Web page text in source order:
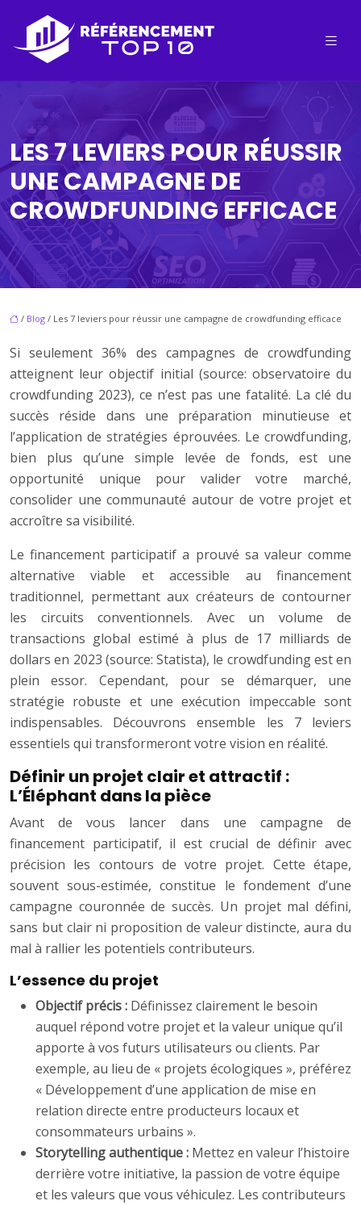
LES 7 LEVIERS POUR RÉUSSIR
UNE CAMPAGNE DE
CROWDFUNDING EFFICACE
/ Blog / Les 7 leviers pour réussir une campagne de crowdfunding efficace
Si seulement 36% des campagnes de crowdfunding
atteignent leur objectif initial (source: observatoire du
crowdfunding 2023), ce n’est pas une fatalité. La clé du
succès réside dans une préparation minutieuse et
l’application de stratégies éprouvées. Le crowdfunding,
bien plus qu’une simple levée de fonds, est une
opportunité unique pour valider votre marché,
consolider une communauté autour de votre projet et
accroître sa visibilité.
Le financement participatif a prouvé sa valeur comme
alternative viable et accessible au financement
traditionnel, permettant aux créateurs de contourner
les circuits conventionnels. Avec un volume de
transactions global estimé à plus de 17 milliards de
dollars en 2023 (source: Statista), le crowdfunding est en
plein essor. Cependant, pour se démarquer, une
stratégie robuste et une exécution impeccable sont
indispensables. Découvrons ensemble les 7 leviers
essentiels qui transformeront votre vision en réalité.
Définir un projet clair et attractif :
L’Éléphant dans la pièce
Avant de vous lancer dans une campagne de
financement participatif, il est crucial de définir avec
précision les contours de votre projet. Cette étape,
souvent sous-estimée, constitue le fondement d’une
campagne couronnée de succès. Un projet mal défini,
sans but clair ni proposition de valeur distincte, aura du
mal à rallier les potentiels contributeurs.
L’essence du projet
Objectif précis : Définissez clairement le besoin
auquel répond votre projet et la valeur unique qu’il
apporte à vos futurs utilisateurs ou clients. Par
exemple, au lieu de « projets écologiques », préférez
« Développement d’une application de mise en
relation directe entre producteurs locaux et
consommateurs urbains ».
Storytelling authentique : Mettez en valeur l’histoire
derrière votre initiative, la passion de votre équipe
et les valeurs que vous véhiculez. Les contributeurs